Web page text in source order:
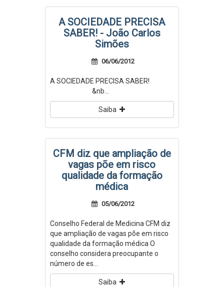
A SOCIEDADE PRECISA
SABER! - João Carlos
Simões
06/06/2012
A SOCIEDADE PRECISA SABER!
&nb...
Saiba
CFM diz que ampliação de
vagas põe em risco
qualidade da formação
médica
05/06/2012
Conselho Federal de Medicina CFM diz
que ampliação de vagas põe em risco
qualidade da formação médica O
conselho considera preocupante o
número de es...
Saiba